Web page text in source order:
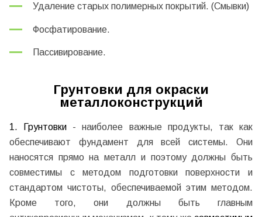
Удаление старых полимерных покрытий. (Смывки)
Фосфатирование.
Пассивирование.
Грунтовки для окраски
металлоконструкций
1. Грунтовки - наиболее важные продукты, так как
обеспечивают фундамент для всей системы. Они
наносятся прямо на металл и поэтому должны быть
совместимы с методом подготовки поверхности и
стандартом чистоты, обеспечиваемой этим методом.
Кроме того, они должны быть главным